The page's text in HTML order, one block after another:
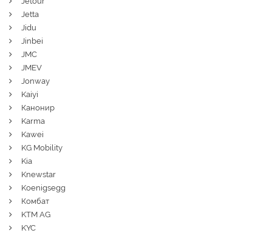
Jetta
Jidu
Jinbei
JMC
JMEV
Jonway
Kaiyi
Канонир
Karma
Kawei
KG Mobility
Kia
Knewstar
Koenigsegg
Комбат
KTM AG
KYC